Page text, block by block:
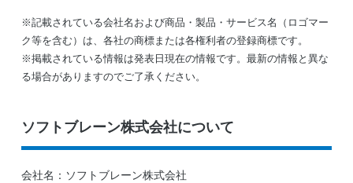
※記載されている会社名および商品・製品・サービス名（ロゴマー
ク等を含む）は、各社の商標または各権利者の登録商標です。
※掲載されている情報は発表日現在の情報です。最新の情報と異な
る場合がありますのでご了承ください。
ソフトブレーン株式会社について
会社名：ソフトブレーン株式会社